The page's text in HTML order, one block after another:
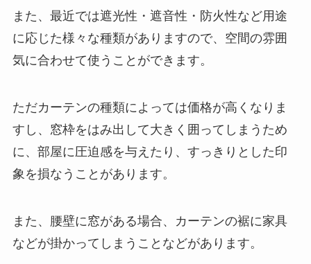
また、最近では遮光性・遮音性・防火性など用途
に応じた様々な種類がありますので、空間の雰囲
気に合わせて使うことができます。
ただカーテンの種類によっては価格が高くなりま
すし、窓枠をはみ出して大きく囲ってしまうため
に、部屋に圧迫感を与えたり、すっきりとした印
象を損なうことがあります。
また、腰壁に窓がある場合、カーテンの裾に家具
などが掛かってしまうことなどがあります。